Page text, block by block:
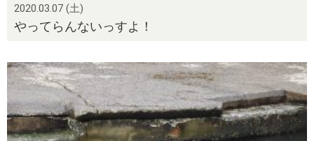
2020.03.07 (土)
やってらんないっすよ！